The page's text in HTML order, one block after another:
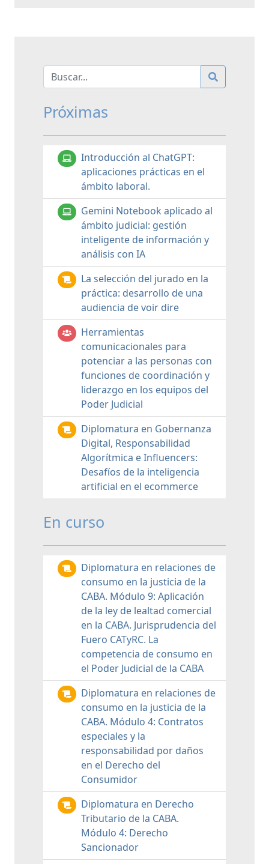
Próximas
Introducción al ChatGPT:
aplicaciones prácticas en el
ámbito laboral.
Gemini Notebook aplicado al
ámbito judicial: gestión
inteligente de información y
análisis con IA
La selección del jurado en la
práctica: desarrollo de una
audiencia de voir dire
Herramientas
comunicacionales para
potenciar a las personas con
funciones de coordinación y
liderazgo en los equipos del
Poder Judicial
Diplomatura en Gobernanza
Digital, Responsabilidad
Algorítmica e Influencers:
Desafíos de la inteligencia
artificial en el ecommerce
En curso
Diplomatura en relaciones de
consumo en la justicia de la
CABA. Módulo 9: Aplicación
de la ley de lealtad comercial
en la CABA. Jurisprudencia del
Fuero CATyRC. La
competencia de consumo en
el Poder Judicial de la CABA
Diplomatura en relaciones de
consumo en la justicia de la
CABA. Módulo 4: Contratos
especiales y la
responsabilidad por daños
en el Derecho del
Consumidor
Diplomatura en Derecho
Tributario de la CABA.
Módulo 4: Derecho
Sancionador